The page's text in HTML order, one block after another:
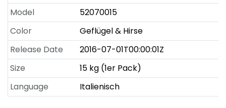
Model
52070015
Color
Geflügel & Hirse
Release Date
2016-07-01T00:00:01Z
Size
15 kg (1er Pack)
Language
Italienisch